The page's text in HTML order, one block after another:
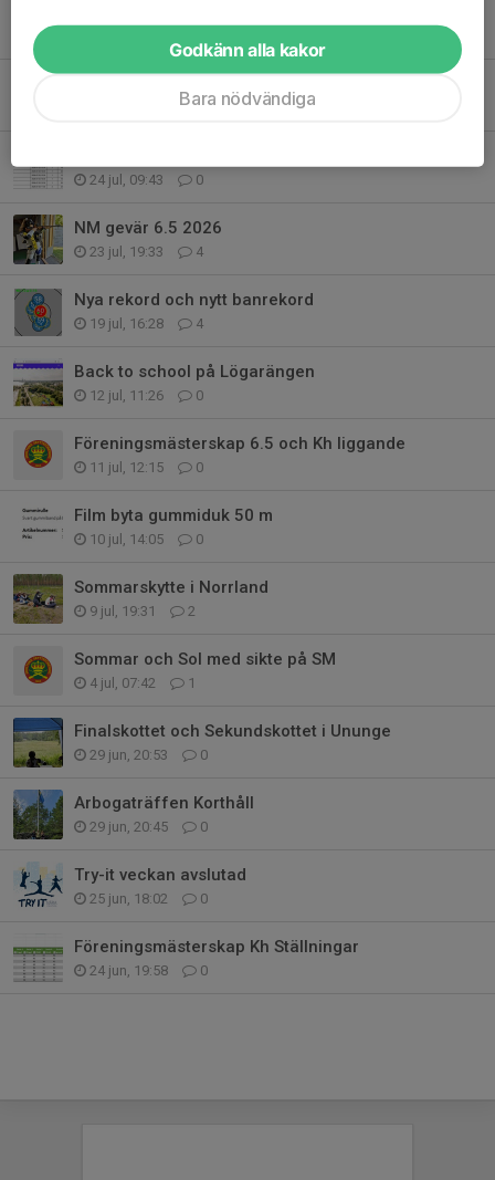
1
24 jul, 09:43 0
NM gevär 6.5 2026
23 jul, 19:33 4
Nya rekord och nytt banrekord
19 jul, 16:28 4
Back to school på Lögarängen
12 jul, 11:26 0
Föreningsmästerskap 6.5 och Kh liggande
11 jul, 12:15 0
Film byta gummiduk 50 m
10 jul, 14:05 0
Sommarskytte i Norrland
9 jul, 19:31 2
Sommar och Sol med sikte på SM
4 jul, 07:42 1
Finalskottet och Sekundskottet i Ununge
29 jun, 20:53 0
Arbogaträffen Korthåll
29 jun, 20:45 0
Try-it veckan avslutad
25 jun, 18:02 0
Föreningsmästerskap Kh Ställningar
24 jun, 19:58 0
Godkänn alla kakor
Bara nödvändiga